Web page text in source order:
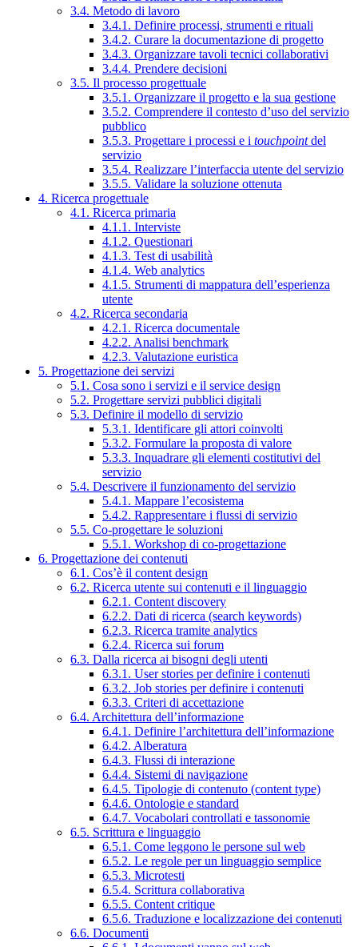
3.4. Metodo di lavoro
3.4.1. Definire processi, strumenti e rituali
3.4.2. Curare la documentazione di progetto
3.4.3. Organizzare tavoli tecnici collaborativi
3.4.4. Prendere decisioni
3.5. Il processo progettuale
3.5.1. Organizzare il progetto e la sua gestione
3.5.2. Comprendere il contesto d’uso del servizio
pubblico
3.5.3. Progettare i processi e i touchpointdel
servizio
3.5.4. Realizzare l’interfaccia utente del servizio
3.5.5. Validare la soluzione ottenuta
4. Ricerca progettuale
4.1. Ricerca primaria
4.1.1. Interviste
4.1.2. Questionari
4.1.3. Test di usabilità
4.1.4. Web analytics
4.1.5. Strumenti di mappatura dell’esperienza
utente
4.2. Ricerca secondaria
4.2.1. Ricerca documentale
4.2.2. Analisi benchmark
4.2.3. Valutazione euristica
5. Progettazione dei servizi
5.1. Cosa sono i servizi e il service design
5.2. Progettare servizi pubblici digitali
5.3. Definire il modello di servizio
5.3.1. Identificare gli attori coinvolti
5.3.2. Formulare la proposta di valore
5.3.3. Inquadrare gli elementi costitutivi del
servizio
5.4. Descrivere il funzionamento del servizio
5.4.1. Mappare l’ecosistema
5.4.2. Rappresentare i flussi di servizio
5.5. Co-progettare le soluzioni
5.5.1. Workshop di co-progettazione
6. Progettazione dei contenuti
6.1. Cos’è il content design
6.2. Ricerca utente sui contenuti e il linguaggio
6.2.1. Content discovery
6.2.2. Dati di ricerca (search keywords)
6.2.3. Ricerca tramite analytics
6.2.4. Ricerca sui forum
6.3. Dalla ricerca ai bisogni degli utenti
6.3.1. User stories per definire i contenuti
6.3.2. Job stories per definire i contenuti
6.3.3. Criteri di accettazione
6.4. Architettura dell’informazione
6.4.1. Definire l’architettura dell’informazione
6.4.2. Alberatura
6.4.3. Flussi di interazione
6.4.4. Sistemi di navigazione
6.4.5. Tipologie di contenuto (content type)
6.4.6. Ontologie e standard
6.4.7. Vocabolari controllati e tassonomie
6.5. Scrittura e linguaggio
6.5.1. Come leggono le persone sul web
6.5.2. Le regole per un linguaggio semplice
6.5.3. Microtesti
6.5.4. Scrittura collaborativa
6.5.5. Content critique
6.5.6. Traduzione e localizzazione dei contenuti
6.6. Documenti